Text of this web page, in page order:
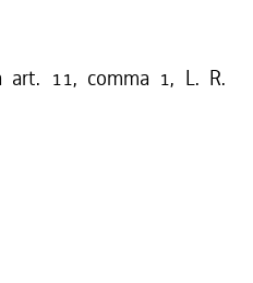
11, comma 1, L. R.